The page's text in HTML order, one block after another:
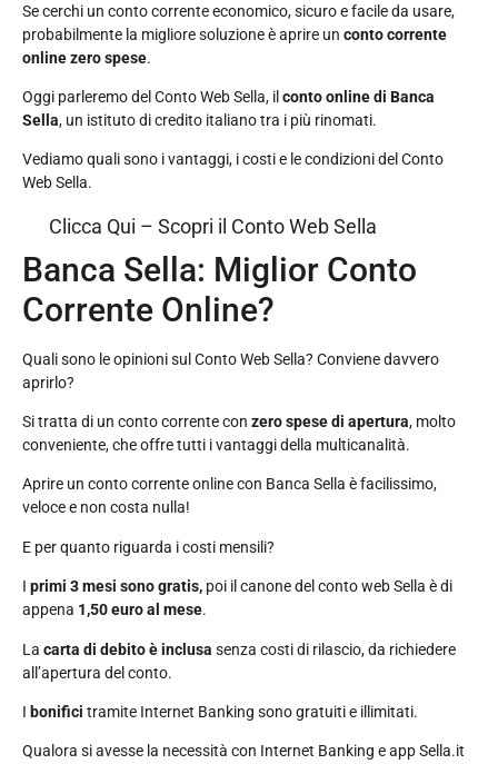
Se cerchi un conto corrente economico, sicuro e facile da usare,
probabilmente la migliore soluzione è aprire un conto corrente
online zero spese.
Oggi parleremo del Conto Web Sella, il conto online di Banca
Sella, un istituto di credito italiano tra i più rinomati.
Vediamo quali sono i vantaggi, i costi e le condizioni del Conto
Web Sella.
Clicca Qui – Scopri il Conto Web Sella
Banca Sella: Miglior Conto
Corrente Online?
Quali sono le opinioni sul Conto Web Sella? Conviene davvero
aprirlo?
Si tratta di un conto corrente con zero spese di apertura, molto
conveniente, che offre tutti i vantaggi della multicanalità.
Aprire un conto corrente online con Banca Sella è facilissimo,
veloce e non costa nulla!
E per quanto riguarda i costi mensili?
I primi 3 mesi sono gratis, poi il canone del conto web Sella è di
appena 1,50 euro al mese.
La carta di debito è inclusa senza costi di rilascio, da richiedere
all’apertura del conto.
I bonifici tramite Internet Banking sono gratuiti e illimitati.
Qualora si avesse la necessità con Internet Banking e app Sella.it